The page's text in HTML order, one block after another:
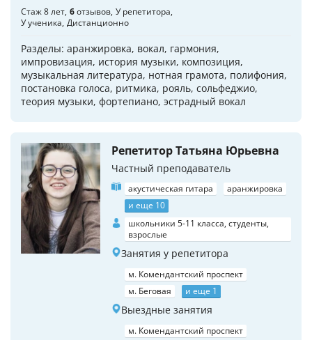
Стаж 8 лет 6отзывов У репетитора
У ученика Дистанционно
Разделы: аранжировка, вокал, гармония,
импровизация, история музыки, композиция,
музыкальная литература, нотная грамота, полифония,
постановка голоса, ритмика, рояль, сольфеджио,
теория музыки, фортепиано, эстрадный вокал
Репетитор Татьяна Юрьевна
Частный преподаватель
акустическая гитара
аранжировка
и еще 10
школьники 5-11 класса, студенты,
взрослые
Занятия у репетитора
м. Комендантский проспект
м. Беговая
и еще 1
Выездные занятия
м. Комендантский проспект